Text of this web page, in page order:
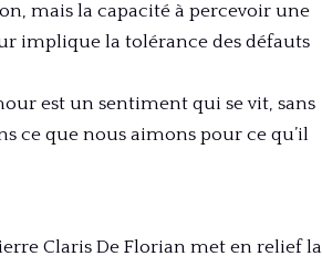
mais la capacité à percevoir une
implique la tolérance des défauts
est un sentiment qui se vit, sans
ce que nous aimons pour ce qu’il
Claris De Florian met en relief la